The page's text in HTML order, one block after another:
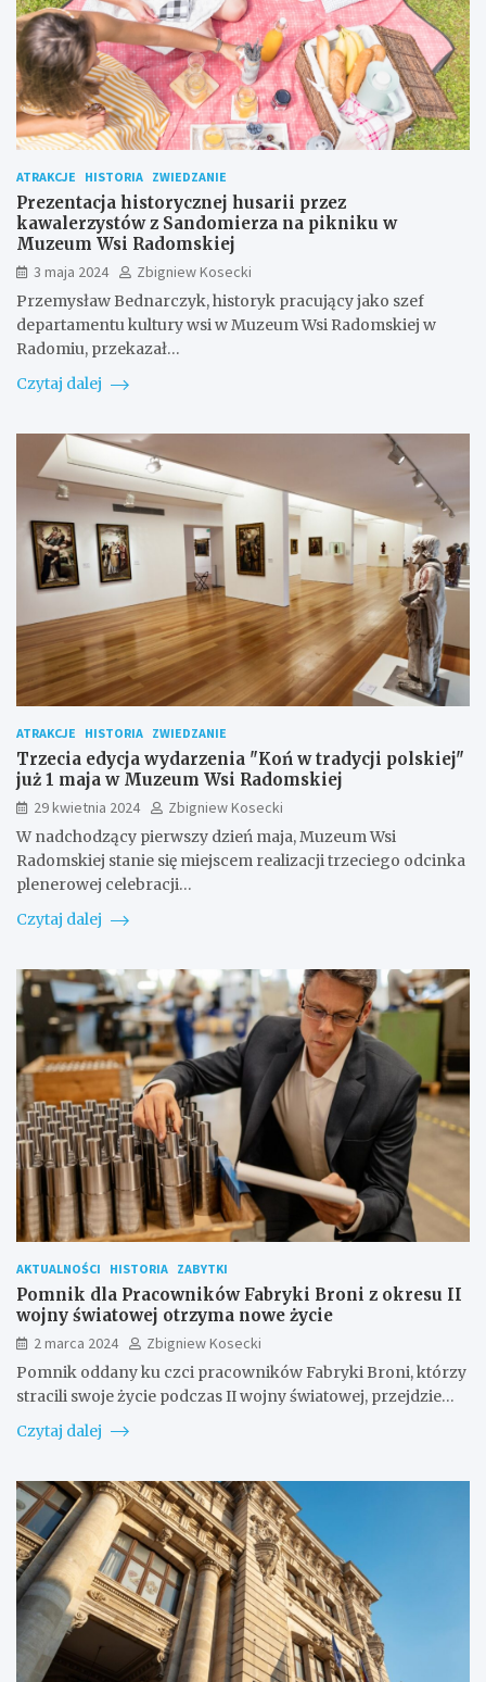
ATRAKCJE HISTORIA ZWIEDZANIE
Prezentacja historycznej husarii przez
kawalerzystów z Sandomierza na pikniku w
Muzeum Wsi Radomskiej
3 maja 2024
Zbigniew Kosecki
Przemysław Bednarczyk, historyk pracujący jako szef
departamentu kultury wsi w Muzeum Wsi Radomskiej w
Radomiu, przekazał…
Czytaj dalej
ATRAKCJE HISTORIA ZWIEDZANIE
Trzecia edycja wydarzenia "Koń w tradycji polskiej"
już 1 maja w Muzeum Wsi Radomskiej
29 kwietnia 2024
Zbigniew Kosecki
W nadchodzący pierwszy dzień maja, Muzeum Wsi
Radomskiej stanie się miejscem realizacji trzeciego odcinka
plenerowej celebracji…
Czytaj dalej
AKTUALNOŚCI HISTORIA ZABYTKI
Pomnik dla Pracowników Fabryki Broni z okresu II
wojny światowej otrzyma nowe życie
2 marca 2024
Zbigniew Kosecki
Pomnik oddany ku czci pracowników Fabryki Broni, którzy
stracili swoje życie podczas II wojny światowej, przejdzie…
Czytaj dalej